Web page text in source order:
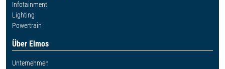
Infotainment
Lighting
Powertrain
Über Elmos
Unternehmen